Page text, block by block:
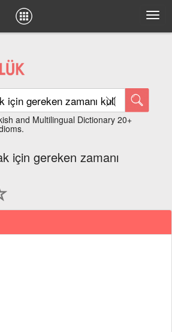
and Multilingual Dictionary 20+
için gereken zamanı